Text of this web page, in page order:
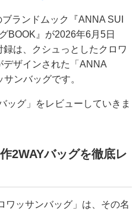
ランドムック『ANNA SUI
BOOK』が2026年6月5日
録は、クシュっとしたクロワ
デザインされた「ANNA
ンバッグです。
ッグ」をレビューしていきま
2WAYバッグを徹底レ
ワッサンバッグ」は、その名